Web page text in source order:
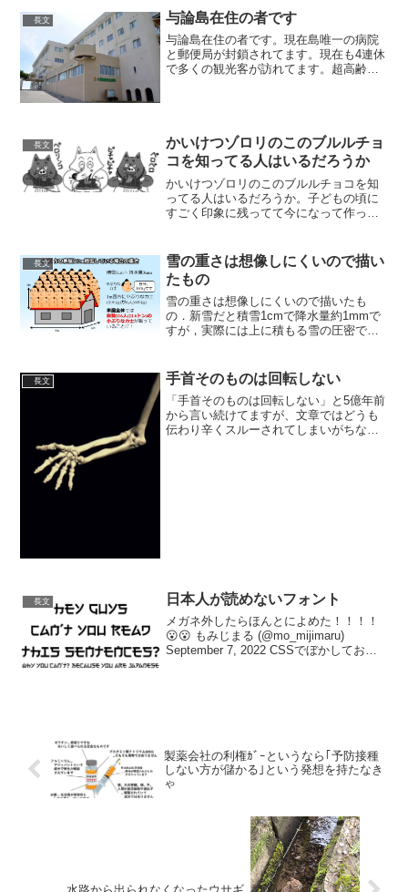
長文 与論島在住の者です
与論島在住の者です。現在島唯一の病院
と郵便局が封鎖されてます。現在も4連休
で多くの観光客が訪れてます。超高齢化
長文
かいけつゾロリのこのブルルチョ
コを知ってる人はいるだろうか
かいけつゾロリのこのブルルチョコを知
ってる人はいるだろうか。子どもの頃に
すごく印象に残ってて今になって作って
pic.twitter.com/E24eStuwaz— レウス
(@mo...
長文
雪の重さは想像しにくいので描い
たもの
雪の重さは想像しにくいので描いたも
の．新雪だと積雪1cmで降水量約1mmで
すが，実際には上に積もる雪の圧密で降
（0.9t），6m四方の屋根で324人分（32...
長文 手首そのものは回転しない
「手首そのものは回転しない」と5億年前
から言い続けてますが、文章ではどうも
伝わり辛くスルーされてしまいがちなの
長文 日本人が読めないフォント
メガネ外したらほんとによめた！！！！
😮😮 もみじまる (@mo_mijimaru)
September 7, 2022 CSSでぼかしておき
製薬会社の利権ｶﾞｰというなら｢予防接種
しない方が儲かる｣という発想を持たなき
ゃ